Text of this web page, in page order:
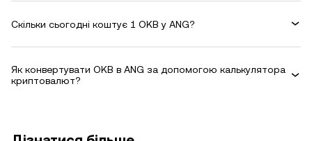
Скільки сьогодні коштує 1 OKB у ANG?
Як конвертувати OKB в ANG за допомогою калькулятора
криптовалют?